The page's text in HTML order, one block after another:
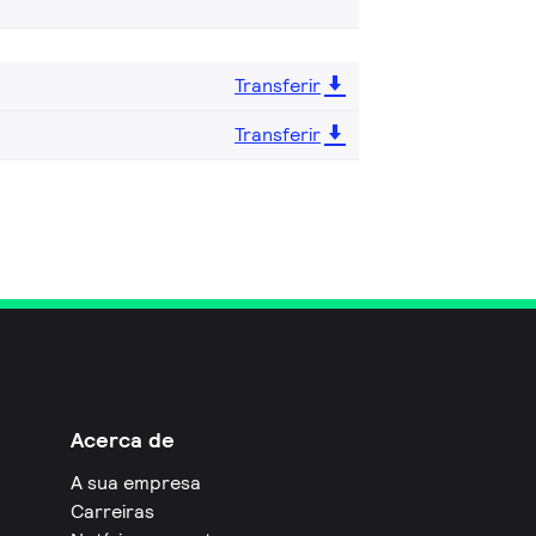
Transferir
Transferir
Acerca de
A sua empresa
Carreiras